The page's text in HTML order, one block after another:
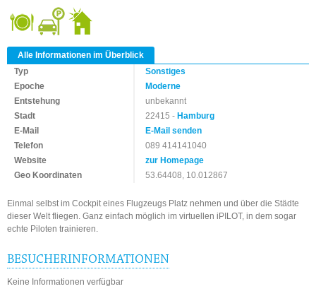
Alle Informationen im Überblick
Typ
Sonstiges
Epoche
Moderne
Entstehung
unbekannt
Stadt
22415 - Hamburg
E-Mail
E-Mail senden
Telefon
089 414141040
Website
zur Homepage
Geo Koordinaten
53.64408, 10.012867
Einmal selbst im Cockpit eines Flugzeugs Platz nehmen und über die Städte
dieser Welt fliegen. Ganz einfach möglich im virtuellen iPILOT, in dem sogar
echte Piloten trainieren.
BESUCHERINFORMATIONEN
Keine Informationen verfügbar